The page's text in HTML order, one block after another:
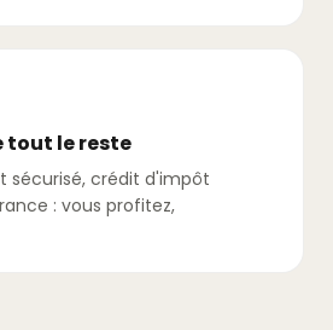
tout le reste
sécurisé, crédit d'impôt
: vous profitez,